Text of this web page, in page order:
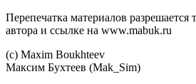
Перепечатка материалов разрешается
автора и ссылке на www.mabuk.ru
(c) Maхim Boukhteev
Максим Бухтеев (Mak_Sim)